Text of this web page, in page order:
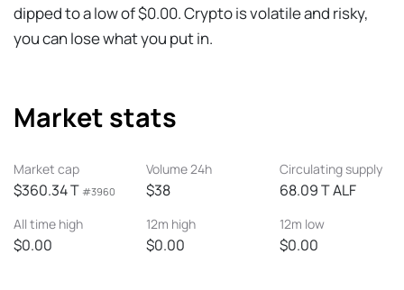
dipped to a low of $0.00. Crypto is volatile and risky,
you can lose what you put in.
Market stats
Market cap
$360.34 T #3960
Volume 24h
$38
Circulating supply
68.09 T ALF
All time high
$0.00
12m high
$0.00
12m low
$0.00